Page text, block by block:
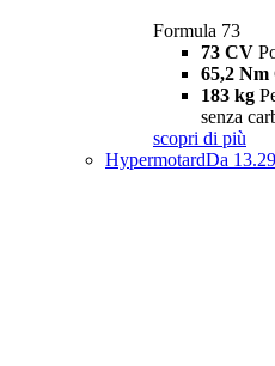
Formula 73
73 CV
65,2 Nm
183 kg
senza
scopri di più
HypermotardDa